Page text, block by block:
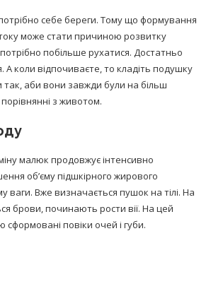
себе береги. Тому що формування
може стати причиною розвитку
побільше рухатися. Достатньо
А коли відпочиваєте, то кладіть подушку
так, аби вони завжди були на більш
з животом.
малюк продовжує інтенсивно
об’єму підшкірного жирового
ваги. Вже визначається пушок на тілі. На
брови, починають рости вії. На цей
повіки очей і губи.